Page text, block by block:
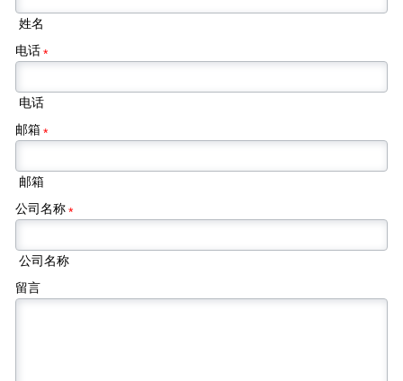
姓名
电话*
电话
邮箱*
邮箱
公司名称*
公司名称
留言